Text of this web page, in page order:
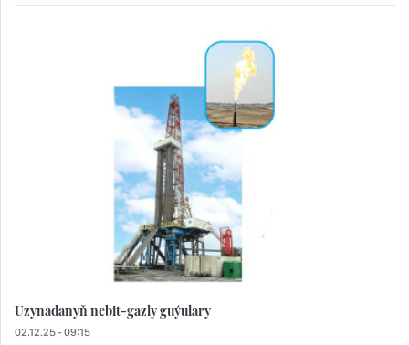
Uzynadanyň nebit-gazly guýulary
02.12.25 - 09:15